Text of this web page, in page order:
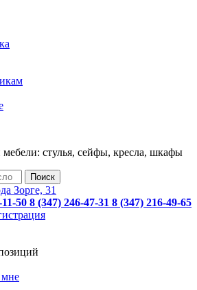
стулья, сейфы, кресла, шкафы
Зорге, 31
50 8 (347) 246-47-31 8 (347) 216-49-65
мне